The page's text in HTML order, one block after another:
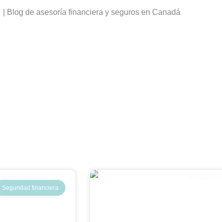
Blog de asesoría financiera y seguros en Canadá
Seguridad financiera